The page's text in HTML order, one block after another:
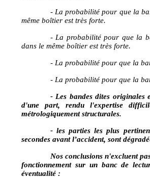
- La probabilité pour que la
même boîtier est très forte.
- La probabilité pour que la
dans le même boîtier est très forte.
- La probabilité pour que la
- La probabilité pour que la
- Les bandes dites originales
d'une part, rendu l'expertise
métrologiquement structurales.
- les parties les plus
secondes avant l’accident, sont
Nos conclusions n'excluent
fonctionnement sur un banc de
éventualité :